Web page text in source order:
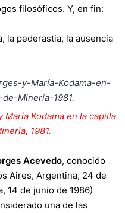
filosóficos. Y, en fin:
la pederastia, la ausencia
María Kodama en la capilla
1981.
Acevedo, conocido
Aires, Argentina, 24 de
14 de junio de 1986)
una de las